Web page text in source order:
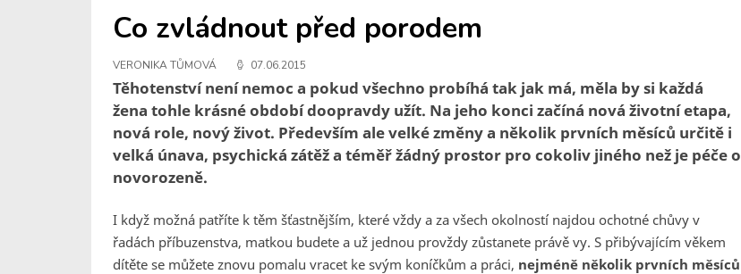
Co zvládnout před porodem
VERONIKA TŮMOVÁ 07.06.2015
Těhotenství není nemoc a pokud všechno probíhá tak jak má, měla by si každá
žena tohle krásné období doopravdy užít. Na jeho konci začíná nová životní etapa,
nová role, nový život. Především ale velké změny a několik prvních měsíců určitě i
velká únava, psychická zátěž a téměř žádný prostor pro cokoliv jiného než je péče o
novorozeně.
I když možná patříte k těm šťastnějším, které vždy a za všech okolností najdou ochotné chůvy v
řadách příbuzenstva, matkou budete a už jednou provždy zůstanete právě vy. S přibývajícím věkem
dítěte se můžete znovu pomalu vracet ke svým koníčkům a práci, nejméně několik prvních měsíců